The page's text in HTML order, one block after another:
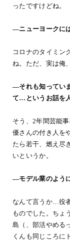
ったですけどね。
―ニューヨークに
コロナのタイミン
ね。ただ、実は俺
―それも知ってい
て…というお話を
そう、2年間芸能
優さんの付き人を
たら若干、燃え尽
いというか。
―モデル業のよう
なんて言うか…役
ものでした。ちょ
島（、部活やめる
くんも同じころに